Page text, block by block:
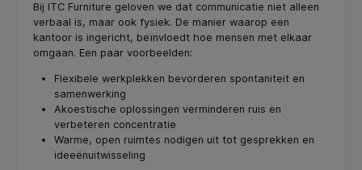
Bij ITC Furniture geloven we dat communicatie niet alleen
verbaal is, maar ook fysiek. De manier waarop een
kantoor is ingericht, beïnvloedt hoe mensen met elkaar
omgaan. Een paar voorbeelden:
Flexibele werkplekken bevorderen spontaniteit en
samenwerking
Akoestische oplossingen verminderen ruis en
verbeteren concentratie
Warme, open ruimtes nodigen uit tot gesprekken en
ideeënuitwisseling